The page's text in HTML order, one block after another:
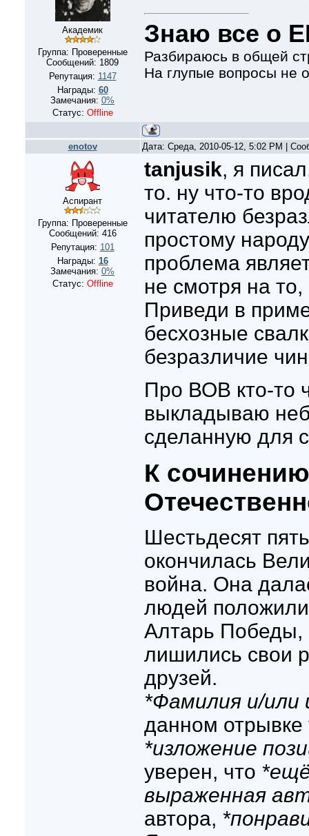
Академик
Группа: Проверенные
Сообщений: 1809
Репутация: 1147
Награды: 60
Замечания: 0%
Статус: Offline
Знаю все о
Разбираюсь в общей
На глупые вопросы не
enotov Дата: Среда, 2010-05-12, 5:02 PM |
Аспирант
Группа: Проверенные
Сообщений: 416
Репутация: 101
Награды: 16
Замечания: 0%
Статус: Offline
tanjusik, я
то. ну что-то
читателю
простому
проблема
не смотря на
Приведи в
бесхозные
безразличие
Про ВОВ кто-то
выкладываю
сделанную для
К
Шестьдесят
окончилась
война. Она
людей
Алтарь
лишились свои
друзей.
*Фамилия и/или
данном отрывке
*изложение
уверен, что
выраженная
автора,